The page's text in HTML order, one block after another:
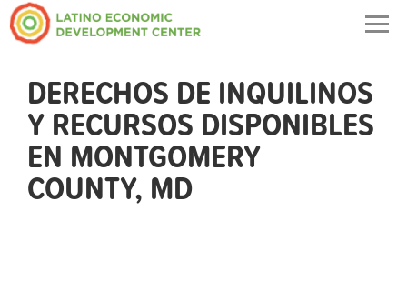
DERECHOS DE INQUILINOS
Y RECURSOS DISPONIBLES
EN MONTGOMERY
COUNTY, MD